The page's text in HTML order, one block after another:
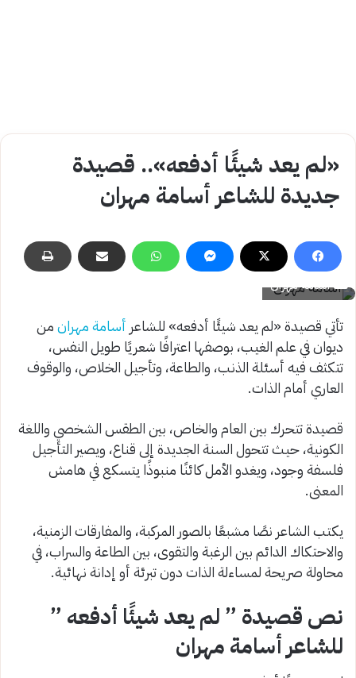
«لم يعد شيئًا أدفعه».. قصيدة
جديدة للشاعر أسامة مهران
أسامة مهران
تأتي قصيدة «لم يعد شيئًا أدفعه» للشاعر أسامة مهرانمن
ديوان في علم الغيب، بوصفها اعترافًا شعريًا طويل النفس،
تتكثف فيه أسئلة الذنب، والطاعة، وتأجيل الخلاص، والوقوف
العاري أمام الذات.
قصيدة تتحرك بين العام والخاص، بين الطقس الشخصي واللغة
الكونية، حيث تتحول السنة الجديدة إلى قناع، ويصير التأجيل
فلسفة وجود، ويغدو الأمل كائنًا منبوذًا يتسكع في هامش
المعنى.
يكتب الشاعر نصًا مشبعًا بالصور المركبة، والمفارقات الزمنية،
والاحتكاك الدائم بين الرغبة والتقوى، بين الطاعة والسراب، في
محاولة صريحة لمساءلة الذات دون تبرئة أو إدانة نهائية.
نص قصيدة ” لم يعد شيئًا أدفعه ”
للشاعر أسامة مهران